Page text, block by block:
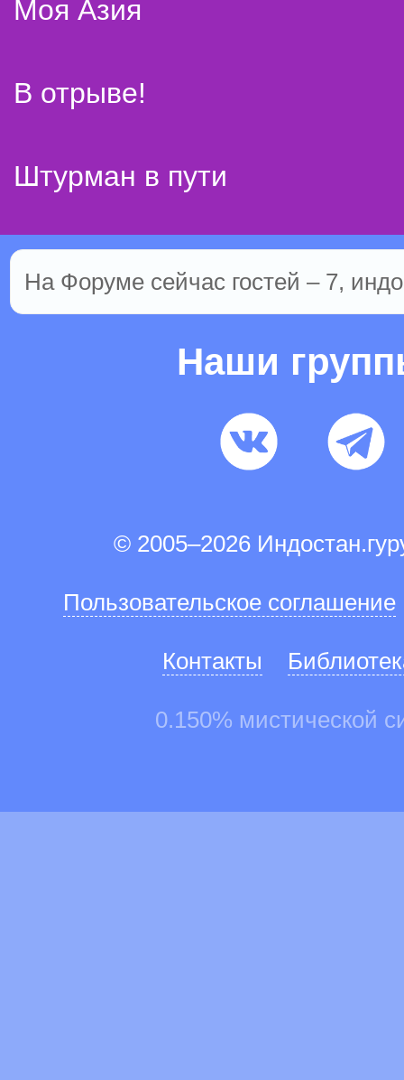
Моя Азия
В отрыве!
Штурман в пути
На Форуме сейчас гостей – 7,
Наши
© 2005–2026
Пользовательское соглашение
Контакты
0.150% мистической